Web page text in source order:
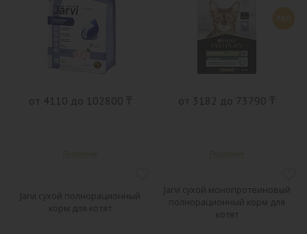
от 4110 до 102800 ₸ от 3182 до 73790 ₸
Jarvi сухой полнорационный
корм для котят
Jarvi сухой монопротеиновый
полнорационный корм для
котят